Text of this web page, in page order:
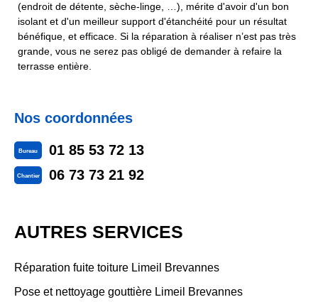
(endroit de détente, sèche-linge, …), mérite d'avoir d'un bon
isolant et d'un meilleur support d'étanchéité pour un résultat
bénéfique, et efficace. Si la réparation à réaliser n’est pas très
grande, vous ne serez pas obligé de demander à refaire la
terrasse entière.
Nos coordonnées
Bureau 01 85 53 72 13
Chantier 06 73 73 21 92
AUTRES SERVICES
Réparation fuite toiture Limeil Brevannes
Pose et nettoyage gouttière Limeil Brevannes